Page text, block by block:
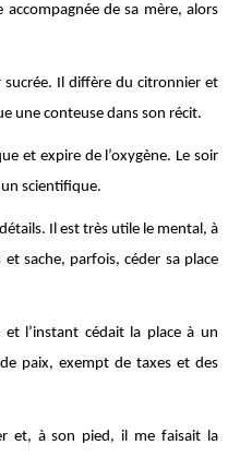
accompagnée de sa mère, alors
sucrée. Il diffère du citronnier et
une conteuse dans son récit.
et expire de l’oxygène. Le soir
scientifique.
Il est très utile le mental, à
sache, parfois, céder sa place
et l’instant cédait la place à un
paix, exempt de taxes et des
et, à son pied, il me faisait la